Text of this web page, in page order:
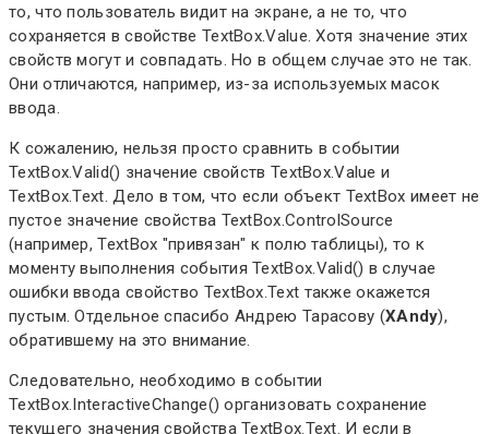
то, что пользователь видит на экране, а не то, что
сохраняется в свойстве TextBox.Value. Хотя значение этих
свойств могут и совпадать. Но в общем случае это не так.
Они отличаются, например, из-за используемых масок
ввода.
К сожалению, нельзя просто сравнить в событии
TextBox.Valid() значение свойств TextBox.Value и
TextBox.Text. Дело в том, что если объект TextBox имеет не
пустое значение свойства TextBox.ControlSource
(например, TextBox "привязан" к полю таблицы), то к
моменту выполнения события TextBox.Valid() в случае
ошибки ввода свойство TextBox.Text также окажется
пустым. Отдельное спасибо Андрею Тарасову (XAndy),
обратившему на это внимание.
Следовательно, необходимо в событии
TextBox.InteractiveChange() организовать сохранение
текущего значения свойства TextBox.Text. И если в